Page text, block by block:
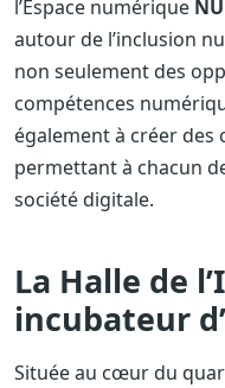
l’Espace numérique
autour de l’inclusion
non seulement des
compétences
également à créer des
permettant à chacun
société digitale.
La Halle de
incubateur
Située au cœur du